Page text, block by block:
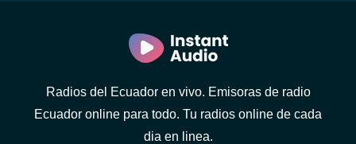
Radios del Ecuador en vivo. Emisoras de radio
Ecuador online para todo. Tu radios online de cada
dia en linea.